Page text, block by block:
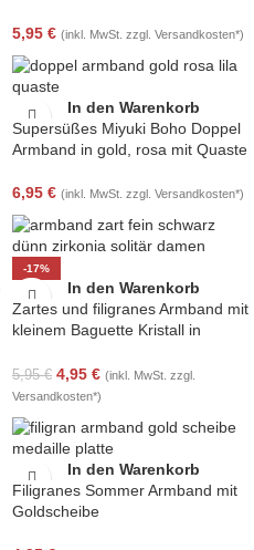
5,95 € (inkl. MwSt. zzgl. Versandkosten*)
In den Warenkorb
Supersüßes Miyuki Boho Doppel
Armband in gold, rosa mit Quaste
6,95 € (inkl. MwSt. zzgl. Versandkosten*)
-17%
In den Warenkorb
Zartes und filigranes Armband mit
kleinem Baguette Kristall in
5,95€ 4,95 € (inkl. MwSt. zzgl.
Versandkosten*)
In den Warenkorb
Filigranes Sommer Armband mit
Goldscheibe